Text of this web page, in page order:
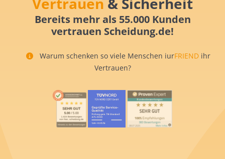
Bereits mehr als 55.000 Kunden
vertrauen Scheidung.de!
Warum schenken so viele Menschen iurFRIEND ihr
Vertrauen?